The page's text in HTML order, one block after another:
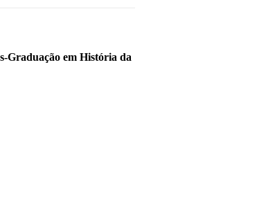
Graduação em História da